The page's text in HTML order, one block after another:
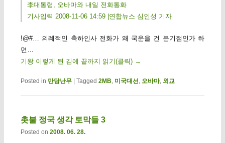
李대통령, 오바마와 내일 전화통화
기사입력 2008-11-06 14:59 |연합뉴스 심인성 기자
!@#… 의례적인 축하인사 전화가 왜 국운을 건 분기점인가 하
면…
기왕 이렇게 된 김에 끝까지 읽기(클릭) →
Posted in 만담난무 | Tagged 2MB, 미국대선, 오바마, 외교
촛불 정국 생각 토막들 3
Posted on 2008. 06. 28.